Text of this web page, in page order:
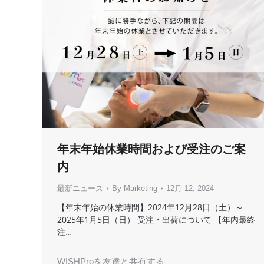
年末年始休業時間および受注のご案
内
最新ニュース By Marketing 12月 12, 2024
【年末年始の休業時間】2024年12月28日（土）～
2025年1月5日（日） 受注・出荷について 【年内最終
注…
WISHProを友達と共有する